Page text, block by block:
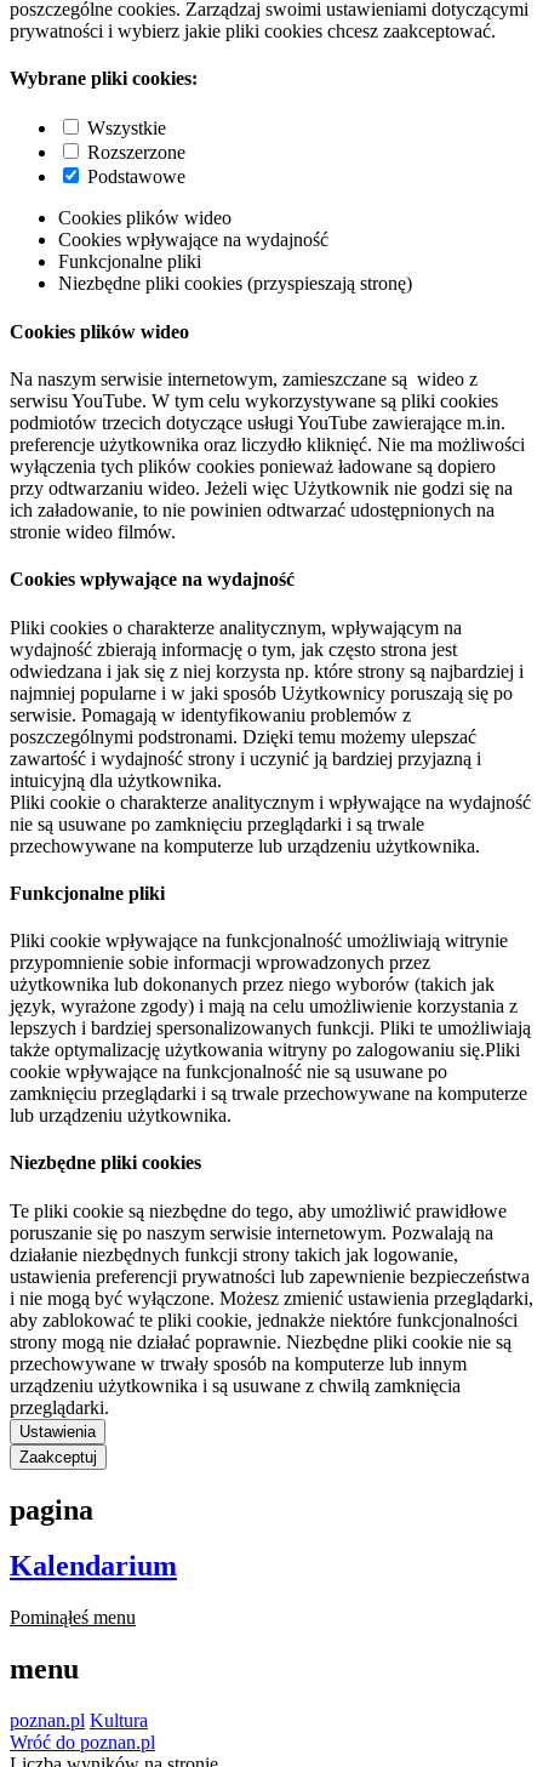
poszczególne cookies. Zarządzaj swoimi ustawieniami dotyczącymi
prywatności i wybierz jakie pliki cookies chcesz zaakceptować.
Wybrane pliki cookies:
Wszystkie
Rozszerzone
Podstawowe
Cookies plików wideo
Cookies wpływające na wydajność
Funkcjonalne pliki
Niezbędne pliki cookies (przyspieszają stronę)
Cookies plików wideo
Na naszym serwisie internetowym, zamieszczane są wideo z
serwisu YouTube. W tym celu wykorzystywane są pliki cookies
podmiotów trzecich dotyczące usługi YouTube zawierające m.in.
preferencje użytkownika oraz liczydło kliknięć. Nie ma możliwości
wyłączenia tych plików cookies ponieważ ładowane są dopiero
przy odtwarzaniu wideo. Jeżeli więc Użytkownik nie godzi się na
ich załadowanie, to nie powinien odtwarzać udostępnionych na
stronie wideo filmów.
Cookies wpływające na wydajność
Pliki cookies o charakterze analitycznym, wpływającym na
wydajność zbierają informację o tym, jak często strona jest
odwiedzana i jak się z niej korzysta np. które strony są najbardziej i
najmniej popularne i w jaki sposób Użytkownicy poruszają się po
serwisie. Pomagają w identyfikowaniu problemów z
poszczególnymi podstronami. Dzięki temu możemy ulepszać
zawartość i wydajność strony i uczynić ją bardziej przyjazną i
intuicyjną dla użytkownika.
Pliki cookie o charakterze analitycznym i wpływające na wydajność
nie są usuwane po zamknięciu przeglądarki i są trwale
przechowywane na komputerze lub urządzeniu użytkownika.
Funkcjonalne pliki
Pliki cookie wpływające na funkcjonalność umożliwiają witrynie
przypomnienie sobie informacji wprowadzonych przez
użytkownika lub dokonanych przez niego wyborów (takich jak
język, wyrażone zgody) i mają na celu umożliwienie korzystania z
lepszych i bardziej spersonalizowanych funkcji. Pliki te umożliwiają
także optymalizację użytkowania witryny po zalogowaniu się.Pliki
cookie wpływające na funkcjonalność nie są usuwane po
zamknięciu przeglądarki i są trwale przechowywane na komputerze
lub urządzeniu użytkownika.
Niezbędne pliki cookies
Te pliki cookie są niezbędne do tego, aby umożliwić prawidłowe
poruszanie się po naszym serwisie internetowym. Pozwalają na
działanie niezbędnych funkcji strony takich jak logowanie,
ustawienia preferencji prywatności lub zapewnienie bezpieczeństwa
i nie mogą być wyłączone. Możesz zmienić ustawienia przeglądarki,
aby zablokować te pliki cookie, jednakże niektóre funkcjonalności
strony mogą nie działać poprawnie. Niezbędne pliki cookie nie są
przechowywane w trwały sposób na komputerze lub innym
urządzeniu użytkownika i są usuwane z chwilą zamknięcia
przeglądarki.
Ustawienia
Zaakceptuj
pagina
Kalendarium
Pominąłeś menu
menu
poznan.pl Kultura
Wróć do poznan.pl